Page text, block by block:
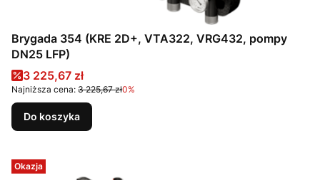
Brygada 354 (KRE 2D+, VTA322, VRG432, pompy
DN25 LFP)
Cena promocyjna
3 225,67 zł
Najniższa cena: 3 225,67 zł0%
Do koszyka
Okazja